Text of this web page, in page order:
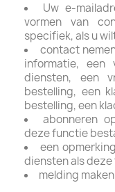
Uw e-
vormen van
specifiek, als u
contact
informatie, een
diensten, een
bestelling, een
bestelling, een
abonneren
deze functie
een
diensten als
melding